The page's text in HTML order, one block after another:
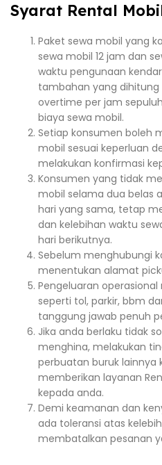
Syarat Rental
Paket sewa mobil yang
sewa mobil 12 jam dan
waktu pengunaan
tambahan yang dihitung
overtime per jam
biaya sewa mobil.
Setiap konsumen boleh
mobil sesuai keperluan
melakukan konfirmasi
Konsumen yang tidak
mobil selama dua belas
hari yang sama, tetap
dan kelebihan waktu
hari berikutnya.
Sebelum menghubungi
menentukan alamat
Pengeluaran
seperti tol, parkir, bbm
tanggung jawab penuh
Jika anda berlaku tidak
menghina, melakukan
perbuatan buruk lainnya
memberikan layanan
kepada anda.
Demi keamanan dan
ada toleransi atas
membatalkan pesanan